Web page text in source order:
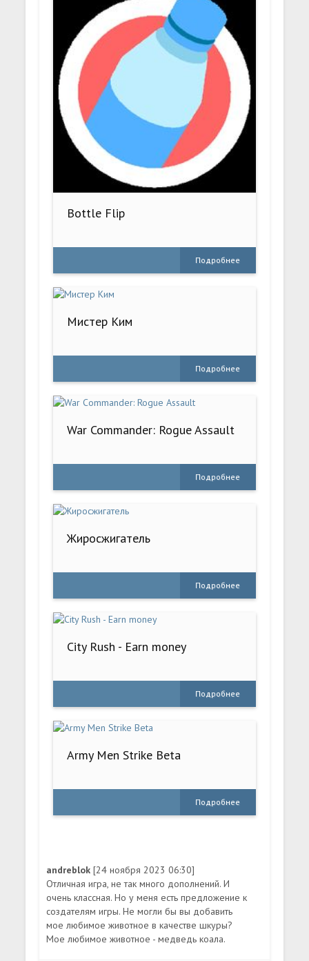
Bottle Flip
Подробнее
Мистер Ким
Подробнее
War Commander: Rogue Assault
Подробнее
Жиросжигатель
Подробнее
City Rush - Earn money
Подробнее
Army Men Strike Beta
Подробнее
andreblok[24 ноября 2023 06:30]
Отличная игра, не так много дополнений. И
очень классная. Но у меня есть предложение к
создателям игры. Не могли бы вы добавить
мое любимое животное в качестве шкуры?
Мое любимое животное - медведь коала.